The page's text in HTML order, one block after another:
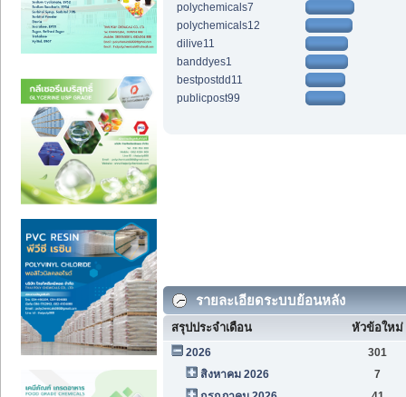
polychemicals7
polychemicals12
dilive11
banddyes1
bestpostdd11
publicpost99
รายละเอียดระบบย้อนหลัง
สรุปประจำเดือน หัวข้อใหม่
2026
301
สิงหาคม 2026
7